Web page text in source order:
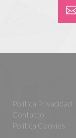
Política Privacidad
Contacto
Política Cookies